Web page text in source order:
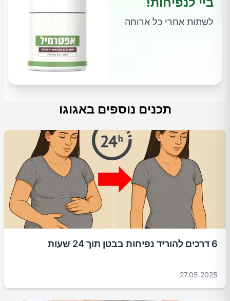
לשתות אחרי כל ארוחה
תכנים נוספים באגוגו
6 דרכים להוריד נפיחות בבטן תוך 24 שעות
27.05.2025